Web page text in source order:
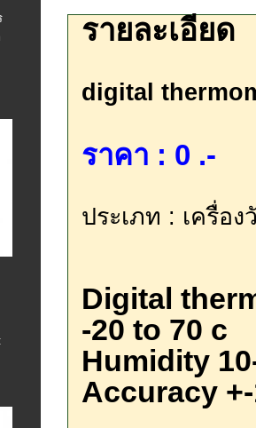
รายละเอียด
digital
ราคา : 0 .-
ประเภท : เครื่อ
Digital
-20 to 70 c
Humidity
Accuracy